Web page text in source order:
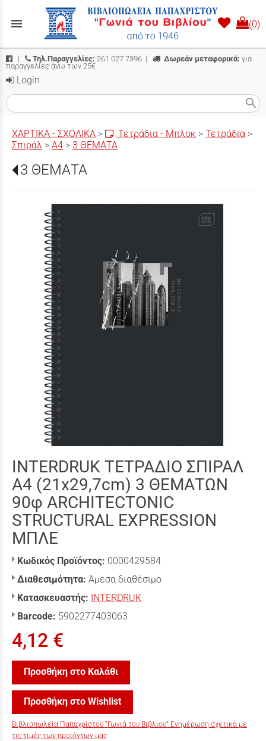
menu (0)
| Τηλ.Παραγγελίες: 261 027 7396 | Δωρεάν μεταφορικά: για
παραγγελίες άνω των 25€
Login
search
ΧΑΡΤΙΚΑ - ΣΧΟΛΙΚΑ > Τετράδια - Μπλοκ > Τετράδια >
Σπιράλ > Α4 > 3 ΘΕΜΑΤΑ
3 ΘΕΜΑΤΑ
INTERDRUK ΤΕΤΡΑΔΙΟ ΣΠΙΡΑΛ
A4 (21x29,7cm) 3 ΘΕΜΑΤΩΝ
90φ ARCHITECTONIC
STRUCTURAL EXPRESSION
ΜΠΛΕ
Κωδικός Προϊόντος: 0000429584
Διαθεσιμότητα: Άμεσα διαθέσιμο
Κατασκευαστής: INTERDRUK
Barcode: 5902277403063
4,12 €
Προσθήκη στο Καλάθι
Προσθήκη στο Wishlist
Βιβλιοπωλεία Παπαχρίστου “Γωνιά του Βιβλίου” Ενημέρωση σχετικά με
τις τιμές των προϊόντων μας